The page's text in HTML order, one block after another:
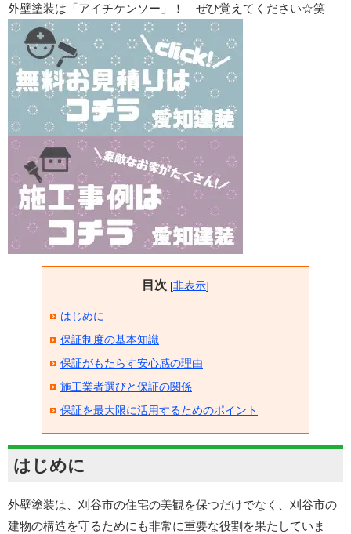
外壁塗装は「アイチケンソー」！ ぜひ覚えてください☆笑
目次 [非表示]
はじめに
保証制度の基本知識
保証がもたらす安心感の理由
施工業者選びと保証の関係
保証を最大限に活用するためのポイント
はじめに
外壁塗装は、刈谷市の住宅の美観を保つだけでなく、刈谷市の
建物の構造を守るためにも非常に重要な役割を果たしていま